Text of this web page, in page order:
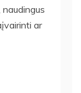
naudingus
ar